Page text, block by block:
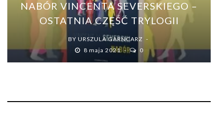
NABÓR VINCENTA SEVERSKIEGO –
OSTATNIA CZĘŚĆ TRYLOGII
BY URSZULA GARNCARZ
8 maja 2021
0